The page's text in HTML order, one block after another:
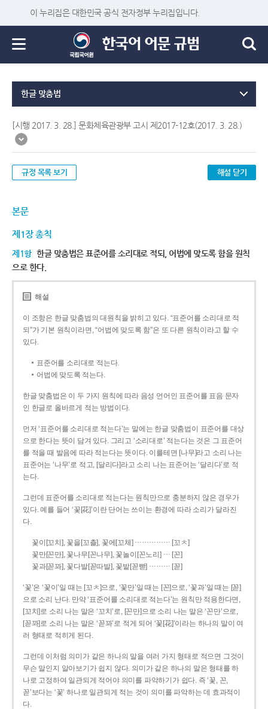
이 누리집은 대한민국 공식 전자정부 누리집입니다.
한글 맞춤법
[시행 2017. 3. 28.] 문화체육관광부 고시 제2017-12호(2017. 3. 28.)
규정 목록 보기 해설 닫기
본문
제1장 총칙
제1항 한글 맞춤법은 표준어를 소리대로 적되, 어법에 맞도록 함을 원칙
으로 한다.
해설
이 조항은 한글 맞춤법의 대원칙을 밝히고 있다. “표준어를 소리대로 적
되”가 기본 원칙이라면, “어법에 맞도록 함”은 또 다른 원칙이라고 할 수
있다.
표준어를 소리대로 적는다.
어법에 맞도록 적는다.
한글 맞춤법은 이 두 가지 원칙에 따라 음성 언어인 표준어를 표음 문자
인 한글로 올바르게 적는 방법이다.
먼저 ‘표준어를 소리대로 적는다’는 말에는 한글 맞춤법이 표준어를 대상
으로 한다는 뜻이 담겨 있다. 그리고 ‘소리대로’ 적는다는 것은 그 표준어
를 적을 때 발음에 따라 적는다는 뜻이다. 이를테면 [나무]라고 소리 나는
표준어는 ‘나무’로 적고, [달리다]라고 소리 나는 표준어는 ‘달리다’로 적
는다.
그런데 표준어를 소리대로 적는다는 원칙만으로 충분하지 않은 경우가
있다. 예를 들어 ‘꽃[花]’이란 단어는 쓰이는 환경에 따라 소리가 달라진
다.
꽃이[꼬치], 꽃을[꼬츨], 꽃에[꼬체] …………… [꼬ㅊ]
꽃만[꼰만], 꽃나무[꼰나무], 꽃놀이[꼰노리] … [꼰]
꽃과[꼳꽈], 꽃다발[꼳따발], 꽃밭[꼳빧] ……… [꼳]
‘꽃’은 ‘꽃이’일 때는 [꼬ㅊ]으로, ‘꽃만’일 때는 [꼰]으로, ‘꽃과’일 때는 [꼳]
으로 소리 난다. 만약 ‘표준어를 소리대로 적는다’는 원칙만 적용한다면,
[꼬치]로 소리 나는 말은 ‘꼬치’로, [꼰만]으로 소리 나는 말은 ‘꼰만’으로,
[꼳꽈]로 소리 나는 말은 ‘꼳꽈’로 적게 되어 ‘꽃[花]’이라는 하나의 말이 여
러 형태로 적히게 된다.
그런데 이처럼 의미가 같은 하나의 말을 여러 가지 형태로 적으면 그것이
무슨 말인지 알아보기가 쉽지 않다. 의미가 같은 하나의 말은 형태를 하
나로 고정하여 일관되게 적어야 의미를 파악하기가 쉽다. 즉 ‘꽃, 꼰,
꼳’보다는 ‘꽃’ 하나로 일관되게 적는 것이 의미를 파악하는 데 효과적이
다.